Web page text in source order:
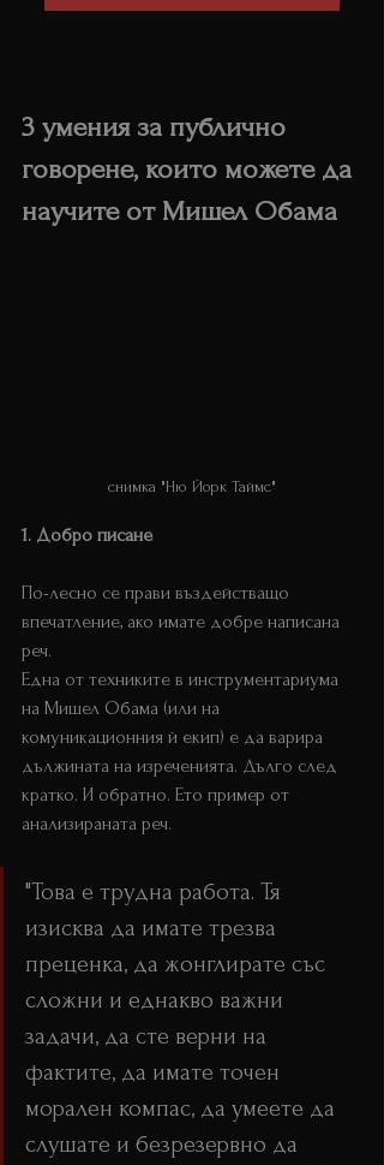
3 умения за публично
говорене, които можете да
научите от Мишел Обама
снимка "Ню Йорк Таймс"
1. Добро писане
По-лесно се прави въздействащо
впечатление, ако имате добре написана
реч.
Една от техниките в инструментариума
на Мишел Обама (или на
комуникационния ѝ екип) е да варира
дължината на изреченията. Дълго след
кратко. И обратно. Ето пример от
анализираната реч.
"Това е трудна работа. Тя
изисква да имате трезва
преценка, да жонглирате със
сложни и еднакво важни
задачи, да сте верни на
фактите, да имате точен
морален компас, да умеете да
слушате и безрезервно да